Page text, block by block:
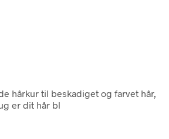
hårkur til beskadiget og farvet hår,
er dit hår bl